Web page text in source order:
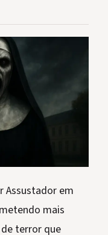
Assustador em
mais
terror que